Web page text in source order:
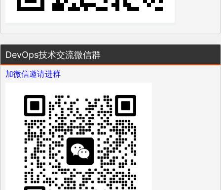
DevOps技术交流微信群
加微信邀请进群